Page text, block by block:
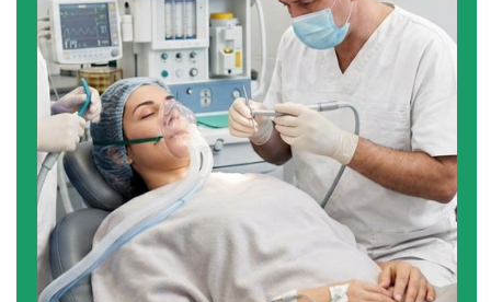
КЛАССИЧЕСКУЮ ИМПЛАНТАЦИЮ
Если зуб удален давно, то объёма
костной ткани недостаточно для
импланта. Поэтому сначала проводим
синус-лифтинг (подсадку костного
материала), затем через 3-6 месяцев
ставим имплант, далее через 3-6 месяцев
формирователь десны, затем абатмент и